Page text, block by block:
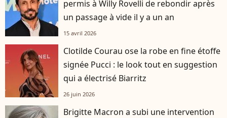
permis à Willy Rovelli de rebondir après
un passage à vide il y a un an
15 avril 2026
Clotilde Courau ose la robe en fine étoffe
signée Pucci : le look tout en suggestion
qui a électrisé Biarritz
26 juin 2026
Brigitte Macron a subi une intervention